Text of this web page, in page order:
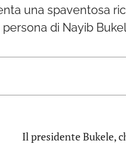
una spaventosa
di Nayib
Il presidente Bukele,